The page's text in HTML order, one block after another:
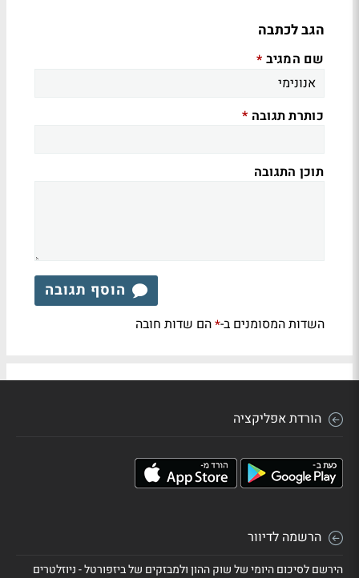
הגב לכתבה
שם המגיב *
כותרת תגובה *
תוכן התגובה
הוסף תגובה
השדות המסומנים ב-*הם שדות חובה
הורדת אפליקציה
הרשמה לדיוור
הירשם לסיכום היומי של שוק ההון ולמבזקים של ביזפורטל - ניוזלטרים